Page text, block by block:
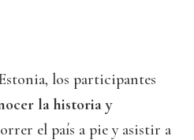
los participantes
la historia y
el país a pie y asistir a